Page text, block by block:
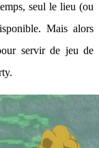
seul le lieu (ou
Mais alors
servir de jeu de